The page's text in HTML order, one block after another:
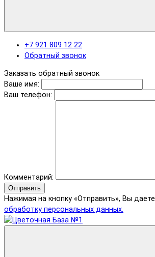
+7 921 809 12 22
Обратный звонок
Заказать обратный звонок
Ваше имя:
Ваш телефон:
Комментарий:
Отправить
Нажимая на кнопку «Отправить», Вы даете
обработку персональных данных.